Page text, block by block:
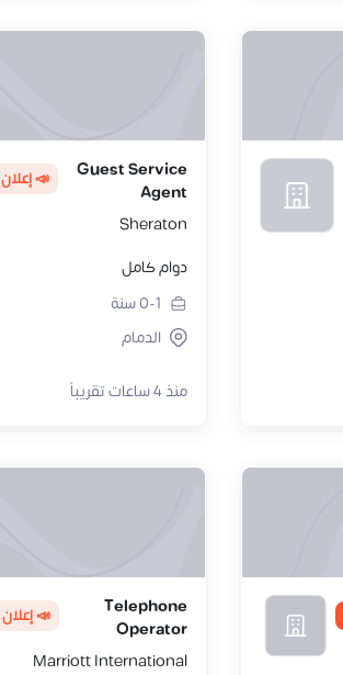
Guest Service
Agent
📣 إعلان
Sheraton
دوام كامل
0-1سنة
الدمام
منذ 4 ساعات تقريباً
Telephone
Operator
📣 إعلان
Marriott International